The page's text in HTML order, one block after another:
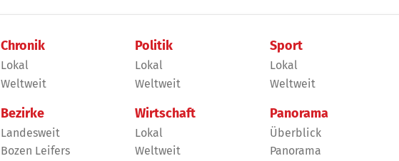
Chronik
Lokal
Weltweit
Bezirke
Landesweit
Bozen Leifers
Politik
Lokal
Weltweit
Wirtschaft
Lokal
Weltweit
Sport
Lokal
Weltweit
Panorama
Überblick
Panorama